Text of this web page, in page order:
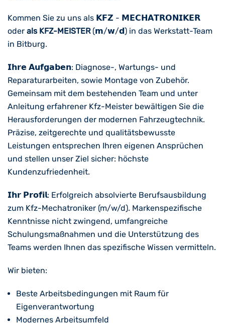
Kommen Sie zu uns als 𝗞𝗙𝗭 - 𝗠𝗘𝗖𝗛𝗔𝗧𝗥𝗢𝗡𝗜𝗞𝗘𝗥
oder als KFZ-MEISTER(𝗺/𝘄/𝗱) in das Werkstatt-Team
in Bitburg.
𝗜𝗵𝗿𝗲 𝗔𝘂𝗳𝗴𝗮𝗯𝗲𝗻: Diagnose-, Wartungs- und
Reparaturarbeiten, sowie Montage von Zubehör.
Gemeinsam mit dem bestehenden Team und unter
Anleitung erfahrener Kfz-Meister bewältigen Sie die
Herausforderungen der modernen Fahrzeugtechnik.
Präzise, zeitgerechte und qualitätsbewusste
Leistungen entsprechen Ihren eigenen Ansprüchen
und stellen unser Ziel sicher: höchste
Kundenzufriedenheit.
𝗜𝗵𝗿 𝗣𝗿𝗼𝗳𝗶𝗹: Erfolgreich absolvierte Berufsausbildung
zum Kfz-Mechatroniker (m/w/d). Markenspezifische
Kenntnisse nicht zwingend, umfangreiche
Schulungsmaßnahmen und die Unterstützung des
Teams werden Ihnen das spezifische Wissen vermitteln.
Wir bieten:
Beste Arbeitsbedingungen mit Raum für
Eigenverantwortung
Modernes Arbeitsumfeld